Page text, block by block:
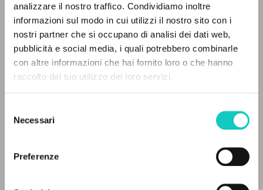
analizzare il nostro traffico. Condividiamo inoltre
informazioni sul modo in cui utilizzi il nostro sito con i
nostri partner che si occupano di analisi dei dati web,
pubblicità e social media, i quali potrebbero combinarle
con altre informazioni che hai fornito loro o che hanno
raccolto dal tuo utilizzo dei loro servizi.
delNecessari
Preferenze
Inglese
Litterae Communionis-Traces
2002
Pagine: 1
19/11/2019
0DOCUMENTI TROVATI
RISULTATI SUCCESSIVI